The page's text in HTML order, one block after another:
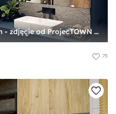
Mieszkanie w stylu loftowym - zdjęcie od ProjecTOWN Izabela Czado
75